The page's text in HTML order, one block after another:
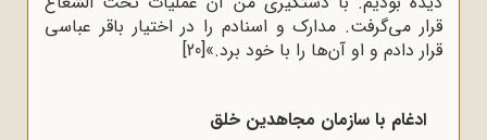
قرار می‌گرفت. مدارک و اسنادم را در اختیار باقر عباسی
قرار دادم و او آن‌ها را با خود برد.»[20]
ادغام با سازمان مجاهدین خلق